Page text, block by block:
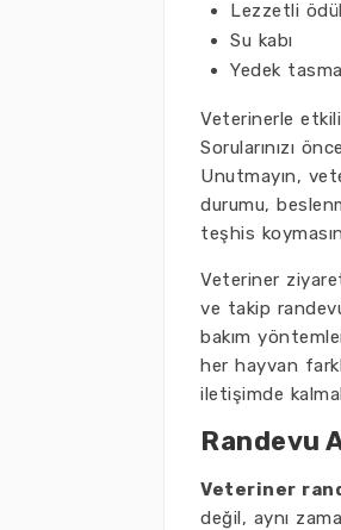
Lezzetli
Su kabı
Yedek tasma
Veterinerle etkili
Sorularınızı
Unutmayın,
durumu,
teşhis
Veteriner
ve takip
bakım
her hayvan
iletişimde
Randevu
Veteriner
değil, aynı